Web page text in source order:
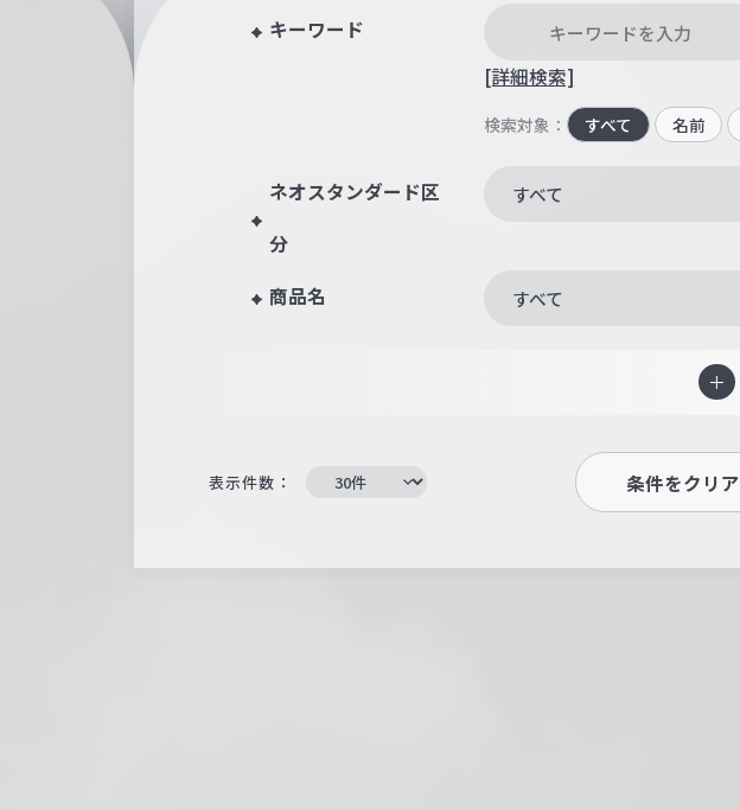
キーワード
[詳細検索]
検索対象： すべて 名前
ネオスタンダード区
分
すべて
商品名 すべて
表示件数： 条件をクリア